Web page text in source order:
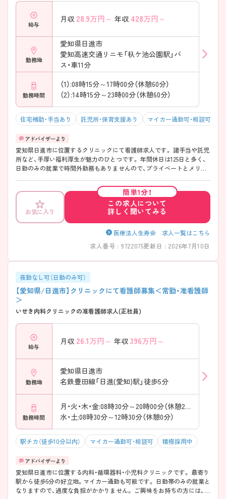
給与
月収 28.9万円～ 年収 428万円～
勤務地
愛知県日進市
愛知高速交通リニモ「杁ケ池公園駅」バ
ス・車11分
勤務時間
（1）:08時15分～17時00分（休憩60分）
（2）:14時15分～23時00分（休憩60分）
住宅補助・手当あり 託児所・保育支援あり マイカー通勤可・相談可
愛知県日進市に位置するクリニックにて看護師求人です。 諸手当や託児
所など、手厚い福利厚生が魅力のひとつです。 年間休日は125日と多く、
日勤のみの就業で時間外勤務もありませんので、プライベートとメリハ
情報や面接のポイントをお伝えしますのでお気軽にお問い合わせくださ
いませ。
お気に入り
簡単1分！
この求人について
詳しく聞いてみる
医療法人生寿会 求人一覧はこちら
求人番号 : 9722075更新日 : 2026年7月10日
夜勤なし可（日勤のみ可）
【愛知県/日進市】クリニックにて看護師募集＜常勤・准看護師
＞
いせき内科クリニックの准看護師求人(正社員)
給与
月収 26.1万円～ 年収 396万円～
勤務地
愛知県日進市
名鉄豊田線「日進(愛知)駅」徒歩5分
勤務時間
月・火・木・金:08時30分～20時00分（休憩210分）
水・土:08時30分～12時30分（休憩0分）
駅チカ（徒歩10分以内） マイカー通勤可・相談可 積極採用中
愛知県日進市に位置する内科・循環器科・小児科クリニックです。 最寄り
駅から徒歩5分の好立地。マイカー通勤も可能です。 日勤帯のみの就業と
なりますので、過度な負担がかかりません。 ご興味をお持ちの方には、詳